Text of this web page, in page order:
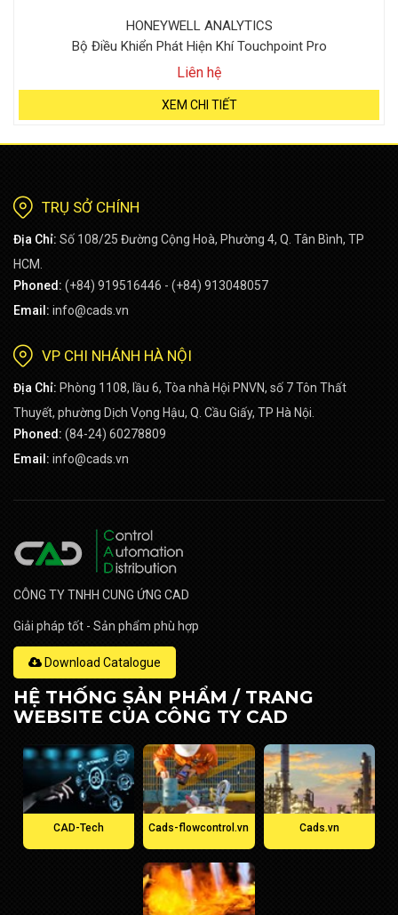
HONEYWELL ANALYTICS
Bộ Điều Khiển Phát Hiện Khí Touchpoint Pro
Liên hệ
XEM CHI TIẾT
TRỤ SỞ CHÍNH
Địa Chỉ: Số 108/25 Đường Cộng Hoà, Phường 4, Q. Tân Bình, TP
HCM.
Phoned: (+84) 919516446 - (+84) 913048057
Email: info@cads.vn
VP CHI NHÁNH HÀ NỘI
Địa Chỉ: Phòng 1108, lầu 6, Tòa nhà Hội PNVN, số 7 Tôn Thất
Thuyết, phường Dịch Vọng Hậu, Q. Cầu Giấy, TP Hà Nội.
Phoned: (84-24) 60278809
Email: info@cads.vn
CÔNG TY TNHH CUNG ỨNG CAD
Giải pháp tốt - Sản phẩm phù hợp
Download Catalogue
HỆ THỐNG SẢN PHẨM / TRANG
WEBSITE CỦA CÔNG TY CAD
CAD-Tech Cads-flowcontrol.vn Cads.vn